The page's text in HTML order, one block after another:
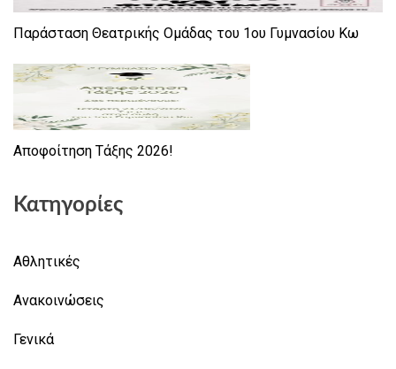
Παράσταση Θεατρικής Ομάδας του 1ου Γυμνασίου Κω
Αποφοίτηση Τάξης 2026!
Κατηγορίες
Αθλητικές
Ανακοινώσεις
Γενικά